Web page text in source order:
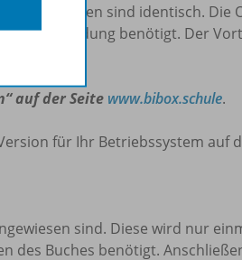
Materialien sind identisch. Die
Verbindung benötigt. Der
ist.
auf der Seite www.bibox.schule.
für Ihr Betriebssystem auf
sind. Diese wird nur
des Buches benötigt.